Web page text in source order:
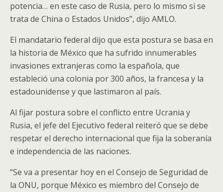
potencia… en este caso de Rusia, pero lo mismo si se
trata de China o Estados Unidos”, dijo AMLO.
El mandatario federal dijo que esta postura se basa en
la historia de México que ha sufrido innumerables
invasiones extranjeras como la española, que
estableció una colonia por 300 años, la francesa y la
estadounidense y que lastimaron al país.
Al fijar postura sobre el conflicto entre Ucrania y
Rusia, el jefe del Ejecutivo federal reiteró que se debe
respetar el derecho internacional que fija la soberanía
e independencia de las naciones.
“Se va a presentar hoy en el Consejo de Seguridad de
la ONU, porque México es miembro del Consejo de